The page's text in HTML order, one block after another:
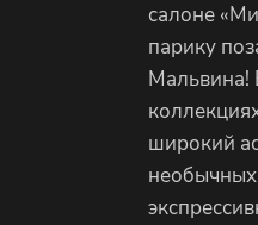
салоне
парику
Мальвина!
широкий